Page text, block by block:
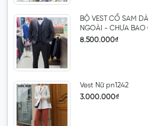
BỘ VEST CỔ SAM
NGOÀI - CHƯA BAO
8.500.000₫
Vest Nữ pn1242
3.000.000₫